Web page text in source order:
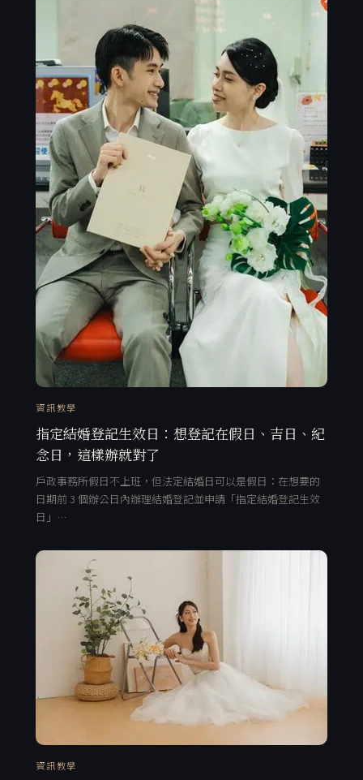
資訊教學
指定結婚登記生效日：想登記在假日、吉日、紀
念日，這樣辦就對了
戶政事務所假日不上班，但法定結婚日可以是假日：在想要的
日期前 3 個辦公日內辦理結婚登記並申請「指定結婚登記生效
日」…
資訊教學